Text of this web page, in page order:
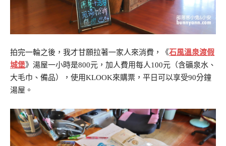
拍完一輪之後，我才甘願拉著一家人來消費，《石風溫泉渡假
城堡》湯屋一小時是800元，加人費用每人100元（含礦泉水、
大毛巾、備品），使用KLOOK來購票，平日可以享受90分鐘
湯屋。